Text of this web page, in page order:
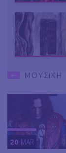
ΜΟΥΣΙΚΗ
20 MAR